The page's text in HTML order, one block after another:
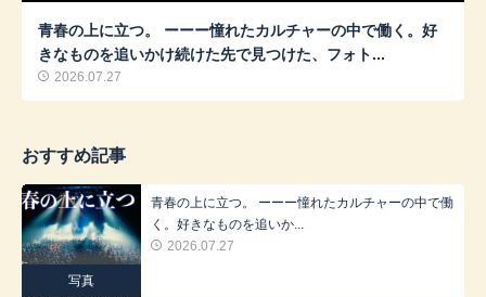
青春の上に立つ。 ーーー憧れたカルチャーの中で働く。好
きなものを追いかけ続けた先で見つけた、フォト...
2026.07.27
おすすめ記事
写真
青春の上に立つ。 ーーー憧れたカルチャーの中で働
く。好きなものを追いか...
2026.07.27